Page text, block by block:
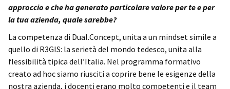
approccio e che ha generato particolare valore per te e per
la tua azienda, quale sarebbe?
La competenza di Dual.Concept, unita a un mindset simile a
quello di R3GIS: la serietà del mondo tedesco, unita alla
flessibilità tipica dell’Italia. Nel programma formativo
creato ad hoc siamo riusciti a coprire bene le esigenze della
nostra azienda, i docenti erano molto competenti e il team